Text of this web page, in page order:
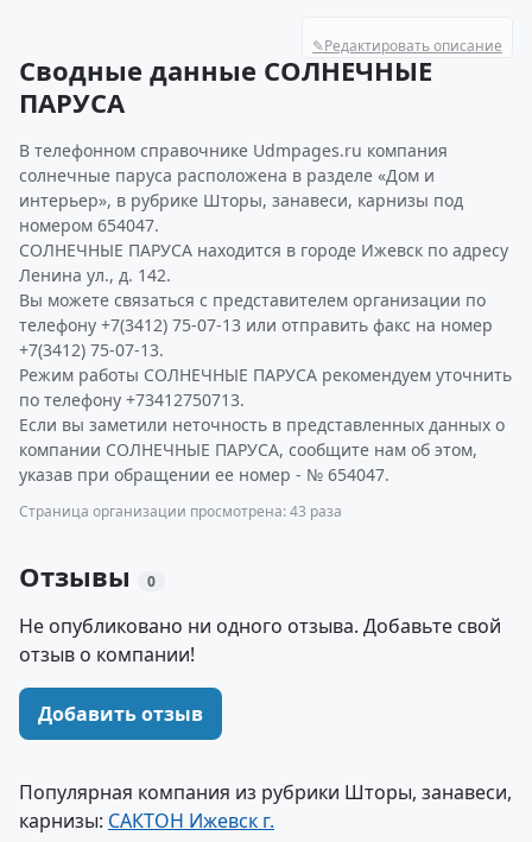
✎Редактировать описание
Сводные данные СОЛНЕЧНЫЕ
ПАРУСА
В телефонном справочнике Udmpages.ru компания
солнечные паруса расположена в разделе «Дом и
интерьер», в рубрике Шторы, занавеси, карнизы под
номером 654047.
СОЛНЕЧНЫЕ ПАРУСА находится в городе Ижевск по адресу
Ленина ул., д. 142.
Вы можете связаться с представителем организации по
телефону +7(3412) 75-07-13 или отправить факс на номер
+7(3412) 75-07-13.
Режим работы СОЛНЕЧНЫЕ ПАРУСА рекомендуем уточнить
по телефону +73412750713.
Если вы заметили неточность в представленных данных о
компании СОЛНЕЧНЫЕ ПАРУСА, сообщите нам об этом,
указав при обращении ее номер - № 654047.
Страница организации просмотрена: 43 раза
Отзывы 0
Не опубликовано ни одного отзыва. Добавьте свой
отзыв о компании!
Добавить отзыв
Популярная компания из рубрики Шторы, занавеси,
карнизы: САКТОН Ижевск г.